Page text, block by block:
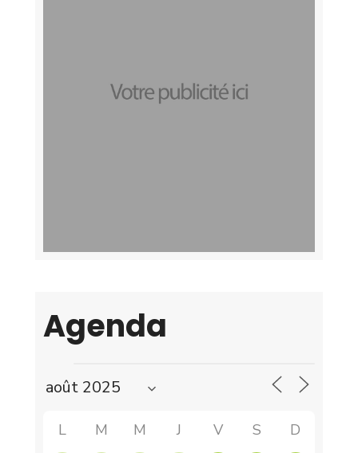
Agenda
L M M J V S D